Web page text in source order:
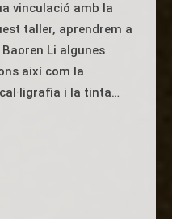
vinculació amb la
taller, aprendrem a
Li algunes
així com la
i la tinta…